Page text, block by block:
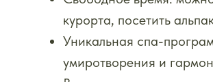
курорта, посетить
Уникальная спа-
умиротворения и